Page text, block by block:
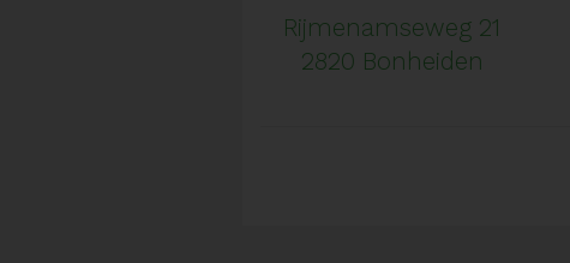
Rijmenamseweg 21
2820 Bonheiden